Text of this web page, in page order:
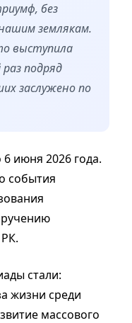
без
землякам.
выступила
подряд
заслужено по
июня 2026 года.
события
стали:
жизни среди
массового